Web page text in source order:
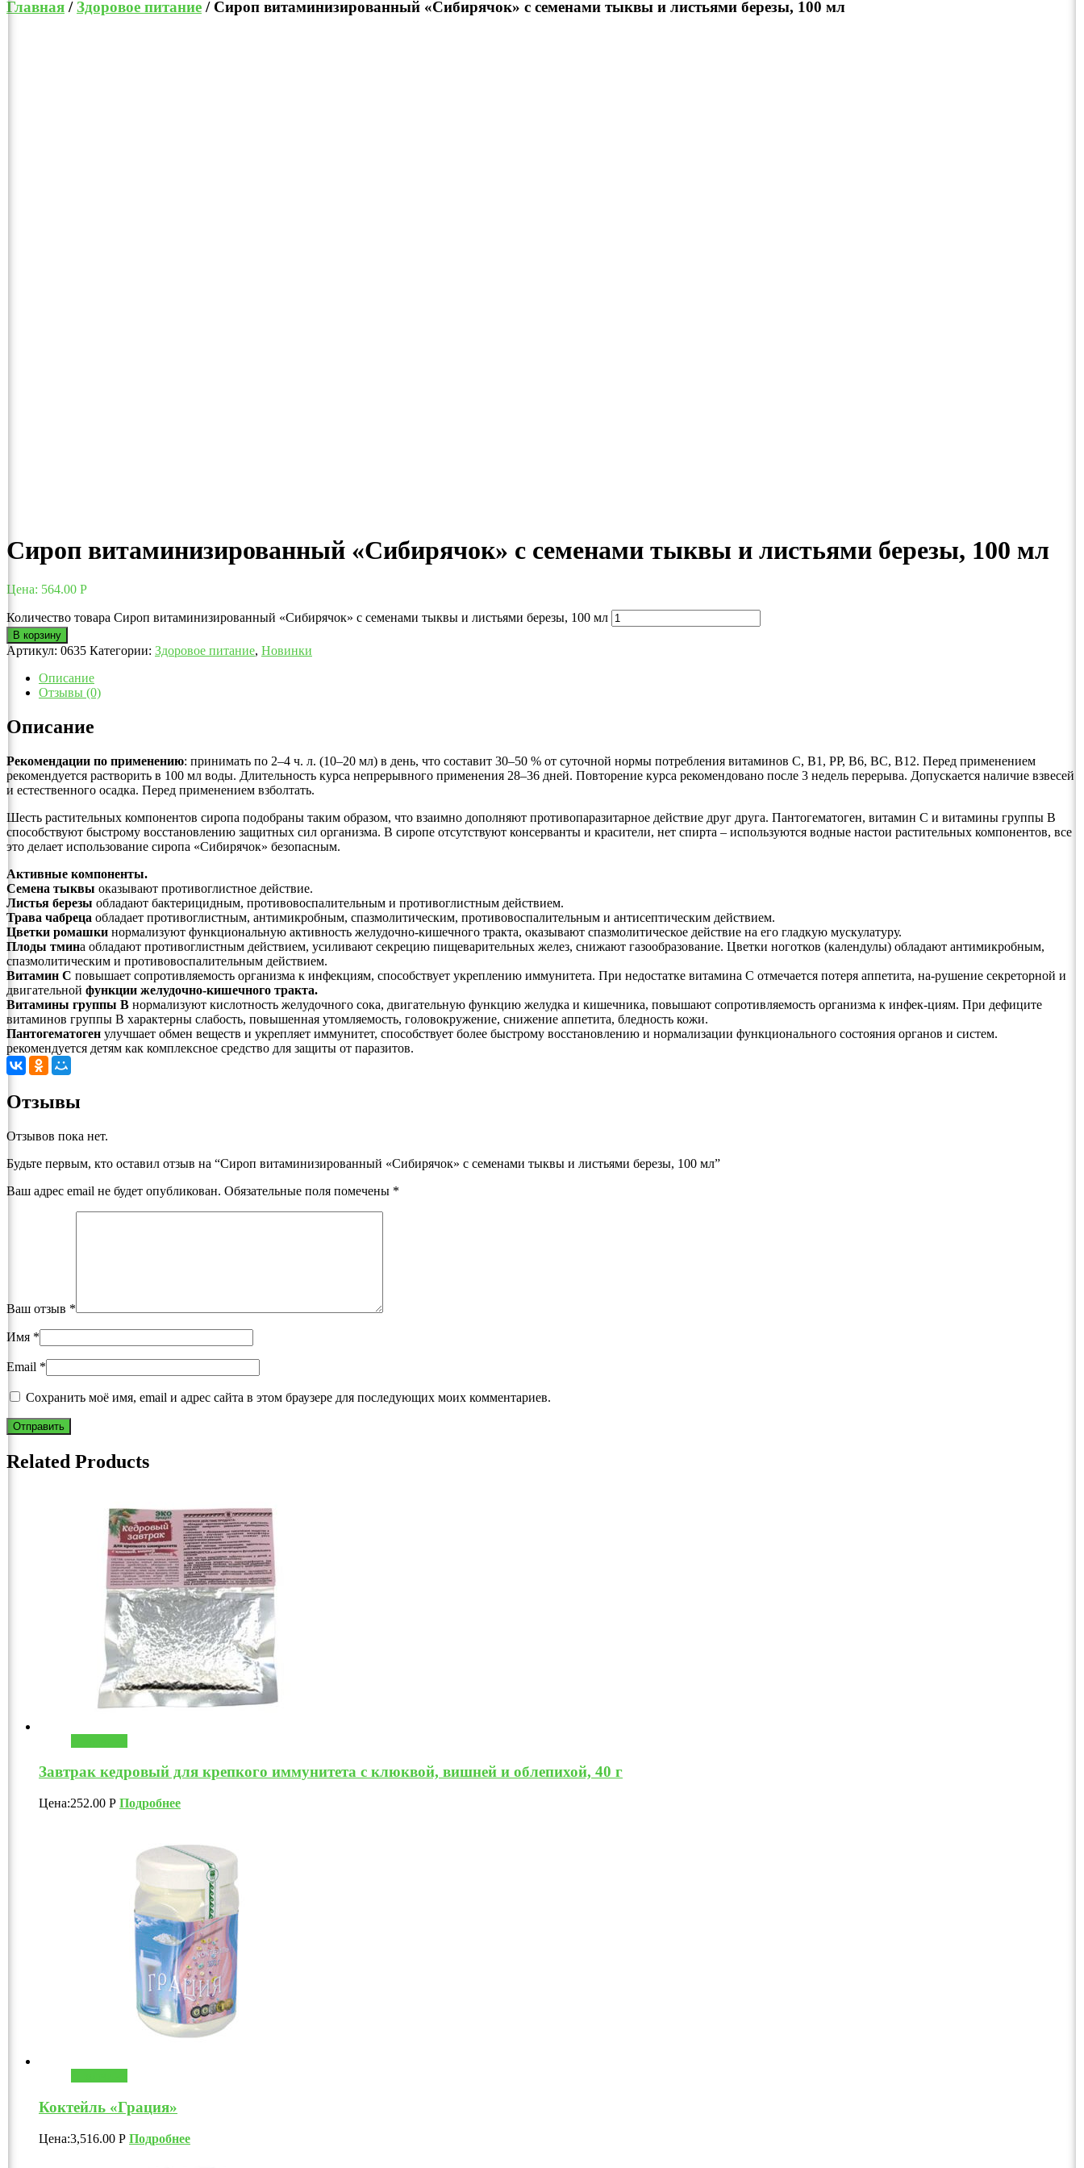
Главная / Здоровое питание / Сироп витаминизированный «Сибирячок» с семенами тыквы и листьями березы, 100 мл
Сироп витаминизированный «Сибирячок» с семенами тыквы и листьями березы, 100 мл
Цена: 564.00 Р
Количество товара Сироп витаминизированный «Сибирячок» с семенами тыквы и листьями березы, 100 мл
В корзину
Артикул: 0635 Категории: Здоровое питание, Новинки
Описание
Отзывы (0)
Описание
Рекомендации по применению: принимать по 2–4 ч. л. (10–20 мл) в день, что составит 30–50 % от суточной нормы потребления витаминов С, В1, РР, В6, ВС, В12. Перед применением
рекомендуется растворить в 100 мл воды. Длительность курса непрерывного применения 28–36 дней. Повторение курса рекомендовано после 3 недель перерыва. Допускается наличие взвесей
и естественного осадка. Перед применением взболтать.
Шесть растительных компонентов сиропа подобраны таким образом, что взаимно дополняют противопаразитарное действие друг друга. Пантогематоген, витамин С и витамины группы В
способствуют быстрому восстановлению защитных сил организма. В сиропе отсутствуют консерванты и красители, нет спирта – используются водные настои растительных компонентов, все
это делает использование сиропа «Сибирячок» безопасным.
Активные компоненты.
Семена тыквы оказывают противоглистное действие.
Листья березы обладают бактерицидным, противовоспалительным и противоглистным действием.
Трава чабреца обладает противоглистным, антимикробным, спазмолитическим, противовоспалительным и антисептическим действием.
Цветки ромашки нормализуют функциональную активность желудочно-кишечного тракта, оказывают спазмолитическое действие на его гладкую мускулатуру.
Плоды тмина обладают противоглистным действием, усиливают секрецию пищеварительных желез, снижают газообразование. Цветки ноготков (календулы) обладают антимикробным,
спазмолитическим и противовоспалительным действием.
Витамин С повышает сопротивляемость организма к инфекциям, способствует укреплению иммунитета. При недостатке витамина С отмечается потеря аппетита, на-рушение секреторной и
двигательной функции желудочно-кишечного тракта.
Витамины группы B нормализуют кислотность желудочного сока, двигательную функцию желудка и кишечника, повышают сопротивляемость организма к инфек-циям. При дефиците
витаминов группы B характерны слабость, повышенная утомляемость, головокружение, снижение аппетита, бледность кожи.
Пантогематоген улучшает обмен веществ и укрепляет иммунитет, способствует более быстрому восстановлению и нормализации функционального состояния органов и систем.
рекомендуется детям как комплексное средство для защиты от паразитов.
Отзывы
Отзывов пока нет.
Будьте первым, кто оставил отзыв на “Сироп витаминизированный «Сибирячок» с семенами тыквы и листьями березы, 100 мл”
Ваш адрес email не будет опубликован. Обязательные поля помечены *
Ваш отзыв *
Имя *
Email *
Сохранить моё имя, email и адрес сайта в этом браузере для последующих моих комментариев.
Related Products
Завтрак кедровый для крепкого иммунитета с клюквой, вишней и облепихой, 40 г
Цена:252.00 Р Подробнее
Коктейль «Грация»
Цена:3,516.00 Р Подробнее